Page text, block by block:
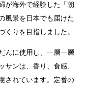
が海外で経験した「朝
風景を日本でも届けた
くりを目指しました。
んに使用し、一層一層
サンは、香り、食感、
されています。定番の